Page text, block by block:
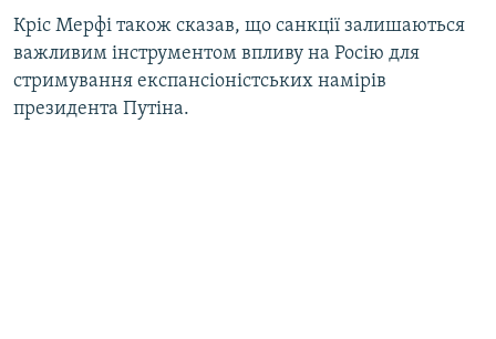
Кріс Мерфі також сказав, що санкції залишаються
важливим інструментом впливу на Росію для
стримування експансіоністських намірів
президента Путіна.